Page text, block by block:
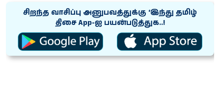
சிறந்த வாசிப்பு அனுபவத்துக்கு ‘இந்து தமிழ்
திசை App-ஐ பயன்படுத்துக..!